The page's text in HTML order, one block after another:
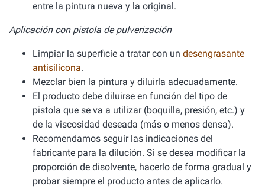
entre la pintura nueva y la original.
Aplicación con pistola de pulverización
Limpiar la superficie a tratar con un desengrasante
antisilicona.
Mezclar bien la pintura y diluirla adecuadamente.
El producto debe diluirse en función del tipo de
pistola que se va a utilizar (boquilla, presión, etc.) y
de la viscosidad deseada (más o menos densa).
Recomendamos seguir las indicaciones del
fabricante para la dilución. Si se desea modificar la
proporción de disolvente, hacerlo de forma gradual y
probar siempre el producto antes de aplicarlo.